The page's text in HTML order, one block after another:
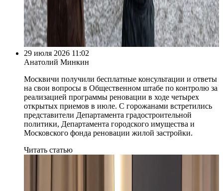
29 июля 2026 11:02
Анатолий Минкин
Москвичи получили бесплатные консультации и ответы
на свои вопросы в Общественном штабе по контролю за
реализацией программы реновации в ходе четырех
открытых приемов в июле. С горожанами встретились
представители Департамента градостроительной
политики, Департамента городского имущества и
Московского фонда реновации жилой застройки.
Читать статью